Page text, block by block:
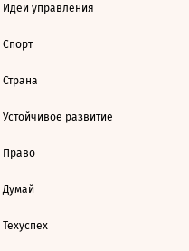
Идеи управления
Спорт
Страна
Устойчивое развитие
Право
Думай
Техуспех